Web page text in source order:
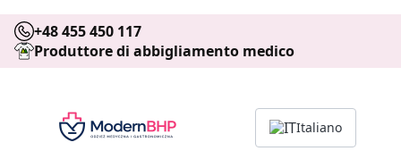
+48 455 450 117
Produttore di abbigliamento medico
Italiano